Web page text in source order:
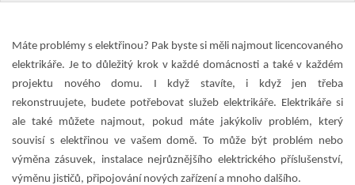
Máte problémy s elektřinou? Pak byste si měli najmout licencovaného
elektrikáře. Je to důležitý krok v každé domácnosti a také v každém
projektu nového domu. I když stavíte, i když jen třeba
rekonstruujete, budete potřebovat služeb elektrikáře. Elektrikáře si
ale také můžete najmout, pokud máte jakýkoliv problém, který
souvisí s elektřinou ve vašem domě. To může být problém nebo
výměna zásuvek, instalace nejrůznějšího elektrického příslušenství,
výměnu jističů, připojování nových zařízení a mnoho dalšího.